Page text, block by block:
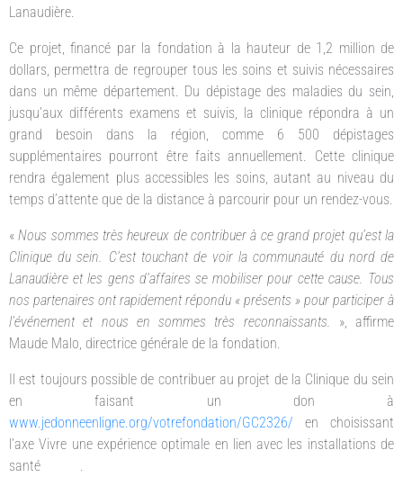
Lanaudière.
Ce projet, financé par la fondation à la hauteur de 1,2 million de
dollars, permettra de regrouper tous les soins et suivis nécessaires
dans un même département. Du dépistage des maladies du sein,
jusqu’aux différents examens et suivis, la clinique répondra à un
grand besoin dans la région, comme 6 500 dépistages
supplémentaires pourront être faits annuellement. Cette clinique
rendra également plus accessibles les soins, autant au niveau du
temps d’attente que de la distance à parcourir pour un rendez-vous.
«Nous sommes très heureux de contribuer à ce grand projet qu’est la
Clinique du sein. C’est touchant de voir la communauté du nord de
Lanaudière et les gens d’affaires se mobiliser pour cette cause. Tous
nos partenaires ont rapidement répondu « présents » pour participer à
l’événement et nous en sommes très reconnaissants. », affirme
Maude Malo, directrice générale de la fondation.
Il est toujours possible de contribuer au projet de la Clinique du sein
en faisant un don à
www.jedonneenligne.org/votrefondation/GC2326/ en choisissant
l’axe Vivre une expérience optimale en lien avec les installations de
santé .